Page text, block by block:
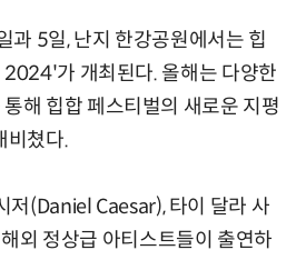
과 5일, 난지 한강공원에서는 힙
가 개최된다. 올해는 다양한
해 힙합 페스티벌의 새로운 지평
비쳤다.
저(Daniel Caesar), 타이 달라 사
외 정상급 아티스트들이 출연하